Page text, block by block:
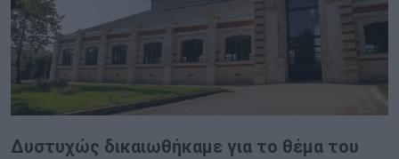
Δυστυχώς δικαιωθήκαμε για το θέμα του